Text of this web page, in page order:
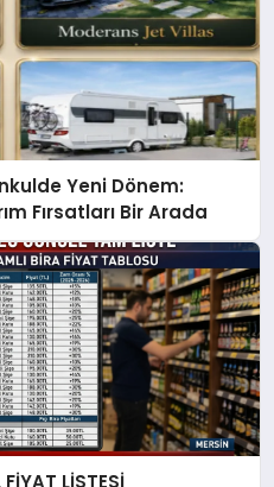
Yeni Dönem:
Fırsatları Bir Arada
LİSTESİ